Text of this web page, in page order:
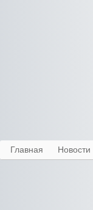
Главная Новости